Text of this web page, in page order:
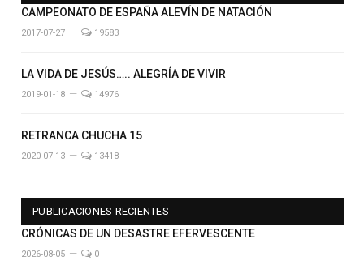
CAMPEONATO DE ESPAÑA ALEVÍN DE NATACIÓN
2017-07-27 19583
LA VIDA DE JESÚS….. ALEGRÍA DE VIVIR
2019-01-18 14976
RETRANCA CHUCHA 15
2020-07-13 13418
PUBLICACIONES RECIENTES
CRÓNICAS DE UN DESASTRE EFERVESCENTE
2026-08-05 0